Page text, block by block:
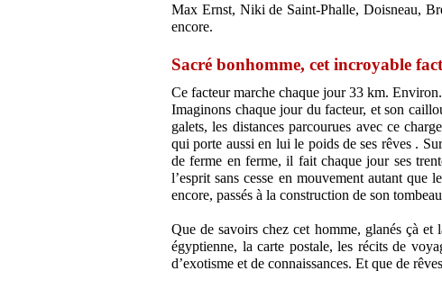
Max Ernst, Niki de Saint-Phalle, Doisneau,
encore.
Sacré bonhomme, cet incroyable
Ce facteur marche chaque jour 33 km. Environ.
Imaginons chaque jour du facteur, et son
galets, les distances parcourues avec ce
qui porte aussi en lui le poids de ses rêves .
de ferme en ferme, il fait chaque jour ses
l’esprit sans cesse en mouvement autant
encore, passés à la construction de son
Que de savoirs chez cet homme, glanés çà
égyptienne, la carte postale, les récits de
d’exotisme et de connaissances. Et que de